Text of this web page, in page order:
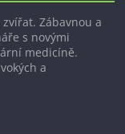
Zábavnou a
s novými
medicíně.
a